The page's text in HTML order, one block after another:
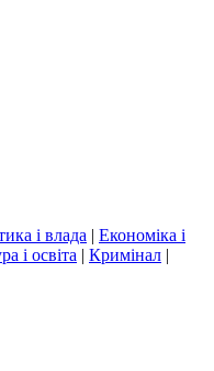
і влада | Економіка і
і освіта | Кримінал |